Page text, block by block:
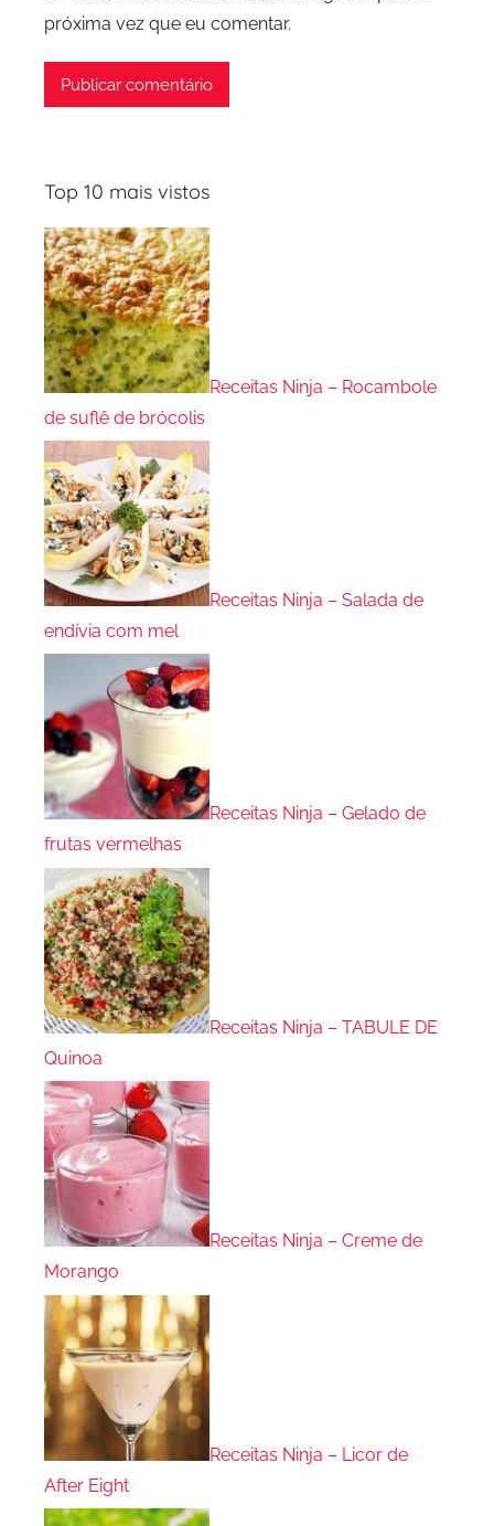
próxima vez que eu comentar.
Top 10 mais vistos
Receitas Ninja – Rocambole
de suflê de brócolis
Receitas Ninja – Salada de
endívia com mel
Receitas Ninja – Gelado de
frutas vermelhas
Receitas Ninja – TABULE DE
Quinoa
Receitas Ninja – Creme de
Morango
Receitas Ninja – Licor de
After Eight